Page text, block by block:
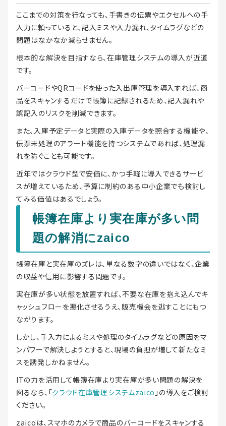
ここまでの対策を行なっても、手書きの伝票やエクセルへの手
入力に頼っていると、記入ミスや入力漏れ、タイムラグなどの
問題はなかなか減らせません。
根本的な解決を目指すなら、在庫管理システムの導入が近道
です。
バーコードやQRコードを使った入出庫管理を導入すれば、商
品をスキャンするだけで帳簿に記録されるため、記入漏れや
誤記入のリスクを削減できます。
また、入庫予定データと実際の入庫データを照合する機能や、
伝票未処理のアラート機能を持つシステムであれば、処理漏
れを防ぐことも可能です。
近年ではクラウド型で安価に、かつ手軽に導入できるサービ
スが増えているため、予算に制約のある中小企業でも検討し
てみる価値はあるでしょう。
帳簿在庫より実在庫が多い問
題の解消にzaico
帳簿在庫と実在庫のズレは、単なる数字の違いではなく、企業
の収益や信用に影響する問題です。
実在庫が多い状態を放置すれば、不要な在庫を抱え込んでキ
ャッシュフローを悪化させるうえ、販売機会を逃すことにもつ
ながります。
しかし、手入力によるミスや処理のタイムラグなどの原因をマ
ンパワーで解決しようとすると、現場の負担が増して新たなミ
スを誘発しかねません。
ITの力を活用して帳簿在庫より実在庫が多い問題の解決を
図るなら、「クラウド在庫管理システムzaico 」の導入をご検討
ください。
zaicoは、スマホのカメラで商品のバーコードをスキャンする